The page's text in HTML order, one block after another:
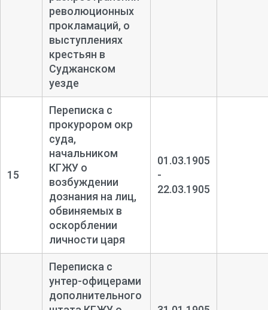
революционных
прокламаций, о
выступлениях
крестьян в
Суджанском
уезде
15
Переписка с
прокурором окр
суда,
начальником
КГЖУ о
возбуждении
дознания на лиц,
обвиняемых в
оскорблении
личности царя
01.03.1905
-
22.03.1905
Переписка с
унтер-офицерами
дополнительного